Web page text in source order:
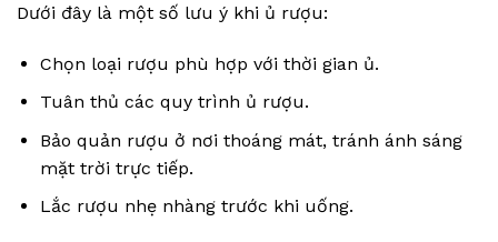
Dưới đây là một số lưu ý khi ủ rượu:
Chọn loại rượu phù hợp với thời gian ủ.
Tuân thủ các quy trình ủ rượu.
Bảo quản rượu ở nơi thoáng mát, tránh ánh sáng
mặt trời trực tiếp.
Lắc rượu nhẹ nhàng trước khi uống.